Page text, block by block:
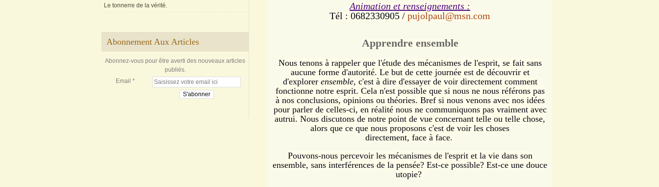
Le tonnerre de la vérité.
Abonnement Aux Articles
Abonnez-vous pour être averti des nouveaux articles
publiés.
Email
Animation et renseignements :
Tél : 0682330905 / pujolpaul@msn.com
Apprendre ensemble
Nous tenons à rappeler que l'étude des mécanismes de l'esprit, se fait sans
aucune forme d'autorité. Le but de cette journée est de découvrir et
d'explorer ensemble, c'est à dire d'essayer de voir directement comment
fonctionne notre esprit. Cela n'est possible que si nous ne nous référons pas
à nos conclusions, opinions ou théories. Bref si nous venons avec nos idées
pour parler de celles-ci, en réalité nous ne communiquons pas vraiment avec
autrui. Nous discutons de notre point de vue concernant telle ou telle chose,
alors que ce que nous proposons c'est de voir les choses
directement, face à face.
Pouvons-nous percevoir les mécanismes de l'esprit et la vie dans son
ensemble, sans interférences de la pensée? Est-ce possible? Est-ce une douce
utopie?